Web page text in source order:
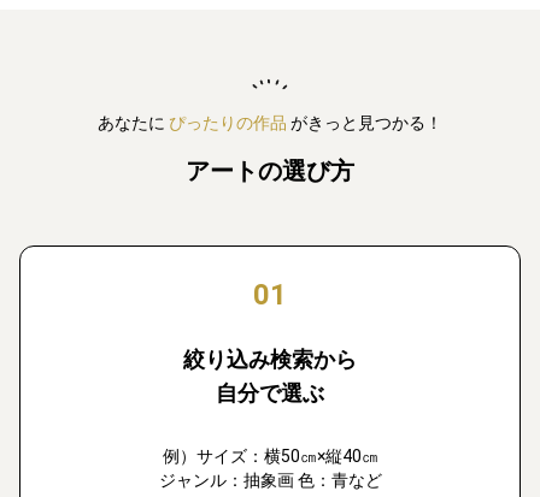
あなたに ぴったりの作品 がきっと見つかる！
アートの選び方
01
絞り込み検索から
自分で選ぶ
例）サイズ：横50㎝×縦40㎝
ジャンル：抽象画 色：青など